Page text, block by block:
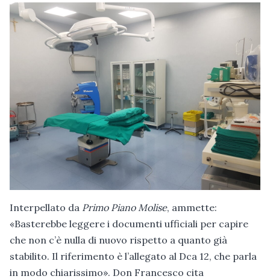
Interpellato da Primo Piano Molise, ammette:
«Basterebbe leggere i documenti ufficiali per capire
che non c’è nulla di nuovo rispetto a quanto già
stabilito. Il riferimento è l’allegato al Dca 12, che parla
in modo chiarissimo». Don Francesco cita